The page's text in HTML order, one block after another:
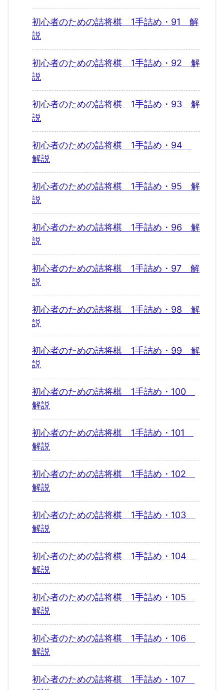
初心者のための詰将棋 1手詰め・91 解
説
初心者のための詰将棋 1手詰め・92 解
説
初心者のための詰将棋 1手詰め・93 解
説
初心者のための詰将棋 1手詰め・94
解説
初心者のための詰将棋 1手詰め・95 解
説
初心者のための詰将棋 1手詰め・96 解
説
初心者のための詰将棋 1手詰め・97 解
説
初心者のための詰将棋 1手詰め・98 解
説
初心者のための詰将棋 1手詰め・99 解
説
初心者のための詰将棋 1手詰め・100
解説
初心者のための詰将棋 1手詰め・101
解説
初心者のための詰将棋 1手詰め・102
解説
初心者のための詰将棋 1手詰め・103
解説
初心者のための詰将棋 1手詰め・104
解説
初心者のための詰将棋 1手詰め・105
解説
初心者のための詰将棋 1手詰め・106
解説
初心者のための詰将棋 1手詰め・107